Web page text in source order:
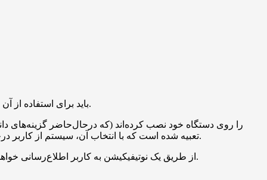
براساس اطلاعات منتشرشده، کاربران علاقه‌مند به تجربه نسخه جدید دستیار صوتی این شرکت، یعنی «Siri AI»، باید برای استفاده از آن در صف انتظار قرار بگیرند.
به این ویژگی جدید دسترسی پیدا کنند. در این بخش گزینه‌ای تحت عنوان «Try New Siri» تعبیه شده است که با انتخاب آن، سیستم از کاربر درخواست می‌کند تا به یک لیست انتظار رسمی بپیوندد.
پس از انجام این مراحل، اپل پیامی نمایش می‌دهد مبنی بر اینکه به محض فعال شدن قابلیت‌ها و فراهم شدن امکان استفاده از Siri AI، از طریق یک نوتیفیکیشن به کاربر اطلاع‌رسانی خواهد شد.